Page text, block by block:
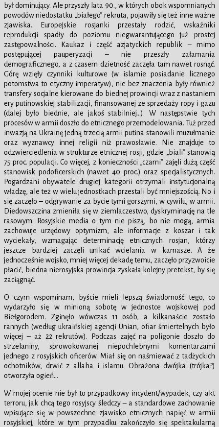
był dominujący. Ale przyszły lata 90., w których obok wspomnianych
powodów niedostatku „białego” rekruta, pojawiły się też inne ważne
zjawiska. Europejskie rosjanki przestały rodzić, wskaźniki
reprodukcji spadły do poziomu niegwarantującego już prostej
zastępowalności. Kaukaz i część azjatyckich republik – mimo
postępującej pauperyzacji – nie przeszły załamania
demograficznego, a z czasem dzietność zaczęła tam nawet rosnąć.
Górę wzięły czynniki kulturowe (w islamie posiadanie licznego
potomstwa to etyczny imperatyw), nie bez znaczenia były również
transfery socjalne kierowane do biednej prowincji wraz z nastaniem
ery putinowskiej stabilizacji, finansowanej ze sprzedaży ropy i gazu
(dalej było biednie, ale jakoś stabilniej…). W następstwie tych
procesów w armii doszło do etnicznego przemodelowania. Tuż przed
inwazją na Ukrainę jedną trzecią armii putina stanowili muzułmanie
oraz wyznawcy innej religii niż prawosławie. Nie znajduje to
odzwierciedlenia w strukturze etnicznej rosji, gdzie „biali” stanowią
75 proc. populacji. Co więcej, z konieczności „czarni” zajęli dużą część
stanowisk podoficerskich (nawet 40 proc.) oraz specjalistycznych.
Pogardzani obywatele drugiej kategorii otrzymali instytucjonalną
władzę, ale też w wielu jednostkach przestali być mniejszością. No i
się zaczęło – odgrywanie za bycie tymi gorszymi, w cywilu, w armii.
Diedowszczina zmieniła się w ziemlaczestwo, dyskryminację na tle
rasowym. Rosyjskie media o tym nie piszą, bo nie mogą, armia
zachowuje urzędowy optymizm, ale informacje z koszar i tak
wyciekały, wzmagając determinację etnicznych rosjan, którzy
jeszcze bardziej zaczęli unikać wcielania w kamasze. A że
jednocześnie wojsko, mniej więcej dekadę temu, zaczęło przyzwoicie
płacić, biedna nierosyjska prowincja zyskała kolejny pretekst, by się
zaciągnąć.
O czym wspominam, byście mieli lepszą świadomość tego, co
wydarzyło się w minioną sobotę w jednostce wojskowej pod
Biełgorodem. Zginęło wówczas 11 osób, a kilkanaście zostało
rannych (według ukraińskiej agencji Unian, ofiar śmiertelnych było
więcej – aż 22 rekrutów). Podczas zajęć na poligonie doszło do
strzelaniny, sprowokowanej niepochlebnymi komentarzami
jednego z rosyjskich oficerów. Miał się on naśmiewać z tadżyckich
ochotników, drwić z allaha i islamu. Obrażona dwójka (trójka?)
otworzyła ogień…
W mojej ocenie nie był to przypadkowy incydent/wypadek, czy akt
terroru, jak chcą tego rosyjscy śledczy – a standardowe zachowanie
wpisujące się w powszechne zjawisko etnicznych napięć w armii
rosyjskiej, które w tym przypadku zakończyło się spektakularną